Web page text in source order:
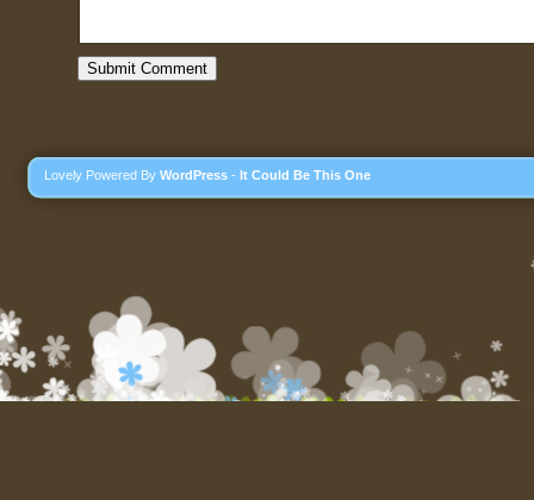
Lovely Powered By WordPress - It Could Be This One